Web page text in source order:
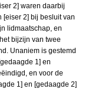
2] waren daarbij
[eiser 2] bij besluit van
lidmaatschap, en
bijzijn van twee
Unaniem is gestemd
1] en
en voor de
1] en [gedaagde 2]